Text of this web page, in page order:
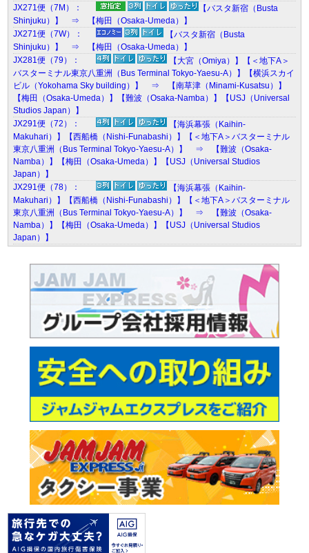
JX271便（7M）：
【バスタ新宿（Busta
Shinjuku）】 ⇒ 【梅田（Osaka-Umeda）】
JX271便（7W）：
【バスタ新宿（Busta
Shinjuku）】 ⇒ 【梅田（Osaka-Umeda）】
JX281便（79）：
【大宮（Omiya）】【＜地下A＞
バスターミナル東京八重洲（Bus Terminal Tokyo-Yaesu-A）】【横浜スカイ
ビル（Yokohama Sky building）】 ⇒ 【南草津（Minami-Kusatsu）】
【梅田（Osaka-Umeda）】【難波（Osaka-Namba）】【USJ（Universal
Studios Japan）】
JX291便（72）：
【海浜幕張（Kaihin-
Makuhari）】【西船橋（Nishi-Funabashi）】【＜地下A＞バスターミナル
東京八重洲（Bus Terminal Tokyo-Yaesu-A）】 ⇒ 【難波（Osaka-
Namba）】【梅田（Osaka-Umeda）】【USJ（Universal Studios
Japan）】
JX291便（78）：
【海浜幕張（Kaihin-
Makuhari）】【西船橋（Nishi-Funabashi）】【＜地下A＞バスターミナル
東京八重洲（Bus Terminal Tokyo-Yaesu-A）】 ⇒ 【難波（Osaka-
Namba）】【梅田（Osaka-Umeda）】【USJ（Universal Studios
Japan）】